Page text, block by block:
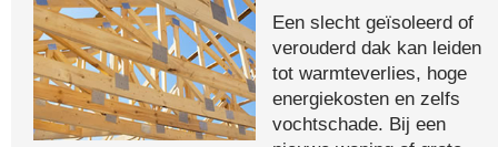
Een slecht geïsoleerd of
verouderd dak kan leiden
tot warmteverlies, hoge
energiekosten en zelfs
vochtschade. Bij een